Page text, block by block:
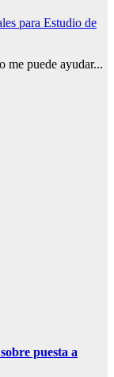
para Estudio de
me puede ayudar...
puesta a